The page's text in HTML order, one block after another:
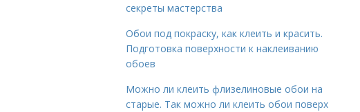
секреты мастерства
Обои под покраску, как клеить и красить.
Подготовка поверхности к наклеиванию
обоев
Можно ли клеить флизелиновые обои на
старые. Так можно ли клеить обои поверх